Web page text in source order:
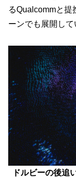
るQualcommと提
ーンでも展開して
ドルビーの後追